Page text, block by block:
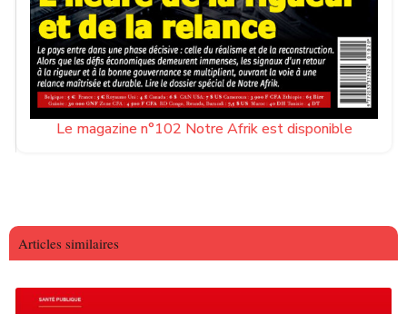
Le magazine n°102 Notre Afrik est disponible
Articles similaires